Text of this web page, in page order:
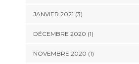
JANVIER 2021 (3)
DÉCEMBRE 2020 (1)
NOVEMBRE 2020 (1)